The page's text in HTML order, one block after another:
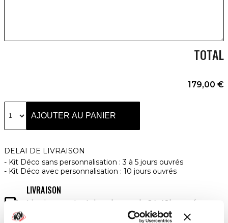
TOTAL
179,00 €
AJOUTER AU PANIER
DELAI DE LIVRAISON
Kit Déco sans personnalisation : 3 à 5 jours ouvrés
Kit Déco avec personnalisation : 10 jours ouvrés

LIVRAISON
Livraison partout dans le monde 24-48h ouvrées